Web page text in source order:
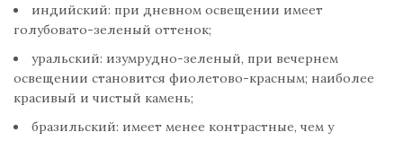
индийский: при дневном освещении имеет
голубовато-зеленый оттенок;
уральский: изумрудно-зеленый, при вечернем
освещении становится фиолетово-красным; наиболее
красивый и чистый камень;
бразильский: имеет менее контрастные, чем у